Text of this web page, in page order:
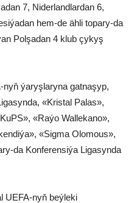
7, Niderlandlardan 6,
hem-de ähli topary-da
Polşadan 4 klub çykyş
nyň ýaryşlaryna gatnaşyp,
«Kristal Palas»,
«Raýo Wallekano»,
«Sigma Olomous»,
da Konferensiýa Ligasynda
UEFA-nyň beýleki